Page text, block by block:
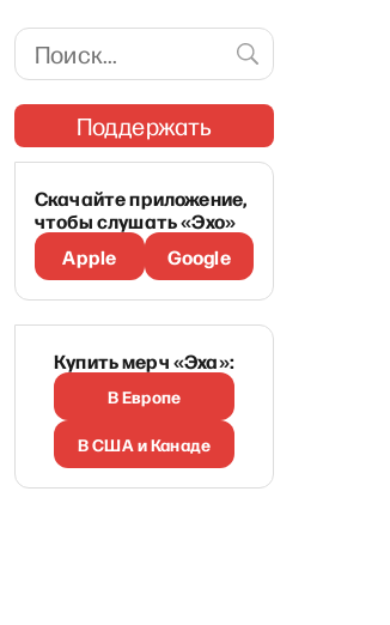
Поддержать
Скачайте приложение,
чтобы слушать «Эхо»
Apple
Google
Купить мерч «Эха»:
В Европе
В США и Канаде